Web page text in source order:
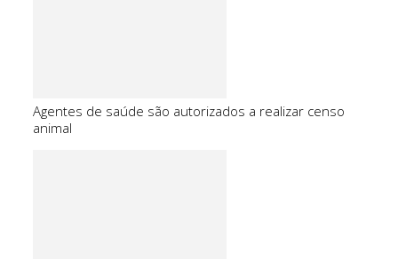
Agentes de saúde são autorizados a realizar censo
animal